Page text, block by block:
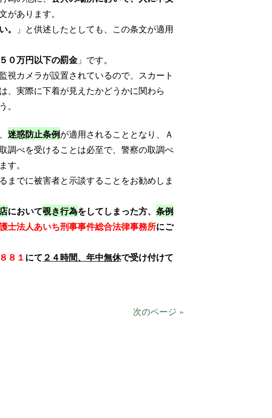
があります。
。
」と供述したとしても、この条文が適用
０万円以下の罰金 」です。
視カメラが設置されているので、スカート
、実際に下着が見えたかどうかに関わら
迷惑防止条例が適用されることとなり、Ａ
調べを受けることは必至で、警察の取調べ
す。
までに被害者と示談することをお勧めしま
において覗き行為をしてしまった方、 条例
士法人あいち刑事事件総合法律事務所にご
８１にて ２４時間、年中無休で受け付けて
次のページ »